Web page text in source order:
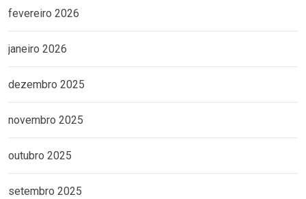
fevereiro 2026
janeiro 2026
dezembro 2025
novembro 2025
outubro 2025
setembro 2025